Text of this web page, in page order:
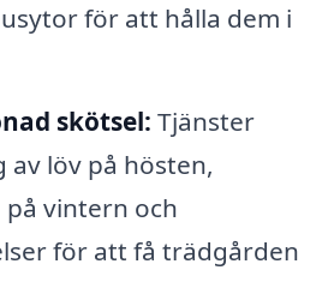
för att hålla dem i
skötsel: Tjänster
av löv på hösten,
vintern och
för att få trädgården